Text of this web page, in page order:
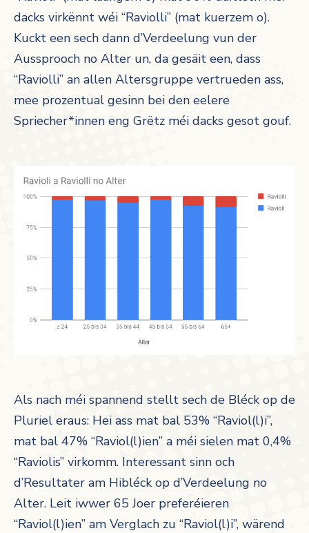
dacks virkënnt wéi “Raviolli” (mat kuerzem o).
Kuckt een sech dann d’Verdeelung vun der
Aussprooch no Alter un, da gesäit een, dass
“Raviolli” an allen Altersgruppe vertrueden ass,
mee prozentual gesinn bei den eelere
Spriecher*innen eng Grëtz méi dacks gesot gouf.
Als nach méi spannend stellt sech de Bléck op de
Pluriel eraus: Hei ass mat bal 53% “Raviol(l)i”,
mat bal 47% “Raviol(l)ien” a méi sielen mat 0,4%
“Raviolis” virkomm. Interessant sinn och
d’Resultater am Hibléck op d’Verdeelung no
Alter. Leit iwwer 65 Joer preferéieren
“Raviol(l)ien” am Verglach zu “Raviol(l)i”, wärend